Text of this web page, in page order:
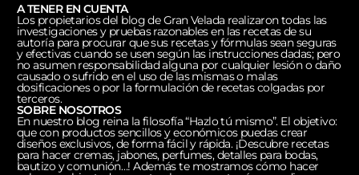
A TENER EN CUENTA
Los propietarios del blog de Gran Velada realizaron todas las
investigaciones y pruebas razonables en las recetas de su
autoría para procurar que sus recetas y fórmulas sean seguras
y efectivas cuando se usen según las instrucciones dadas; pero
no asumen responsabilidad alguna por cualquier lesión o daño
causado o sufrido en el uso de las mismas o malas
dosificaciones o por la formulación de recetas colgadas por
terceros.
SOBRE NOSOTROS
En nuestro blog reina la filosofía “Hazlo tú mismo”. El objetivo:
que con productos sencillos y económicos puedas crear
diseños exclusivos, de forma fácil y rápida. ¡Descubre recetas
para hacer cremas, jabones, perfumes, detalles para bodas,
bautizo y comunión…! Además te mostramos cómo hacer